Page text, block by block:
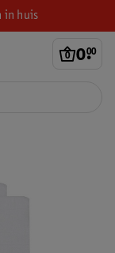
in huis
0.
00